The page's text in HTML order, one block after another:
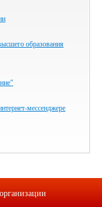
образования
мессенджере